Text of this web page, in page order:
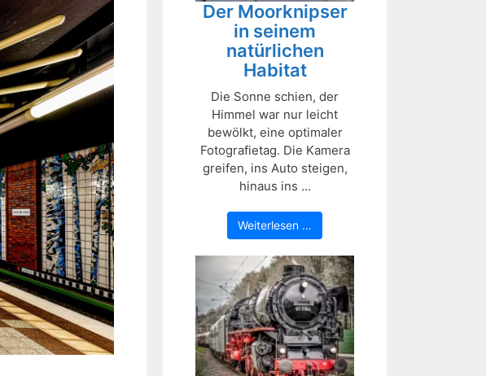
Der Moorknipser
in seinem
natürlichen
Habitat
Die Sonne schien, der
Himmel war nur leicht
bewölkt, eine optimaler
Fotografietag. Die Kamera
greifen, ins Auto steigen,
hinaus ins ...
Weiterlesen …